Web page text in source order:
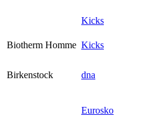
Kicks
Biotherm Homme Kicks
Birkenstock dna
Eurosko